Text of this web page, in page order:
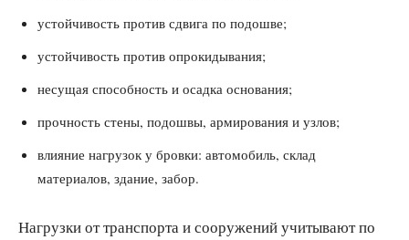
устойчивость против сдвига по подошве;
устойчивость против опрокидывания;
несущая способность и осадка основания;
прочность стены, подошвы, армирования и узлов;
влияние нагрузок у бровки: автомобиль, склад
материалов, здание, забор.
Нагрузки от транспорта и сооружений учитывают по